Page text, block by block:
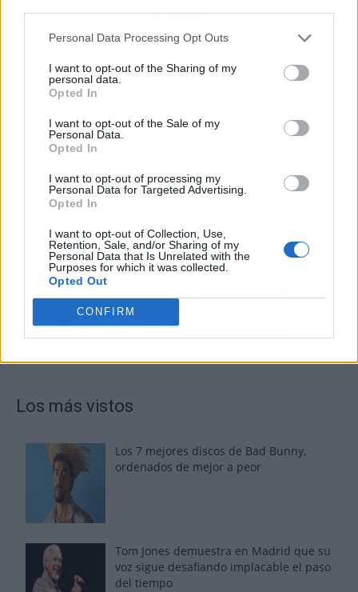
Personal Data Processing Opt Outs
I want to opt-out of the Sharing of my
personal data.
Opted In
I want to opt-out of the Sale of my
Personal Data.
Opted In
I want to opt-out of processing my
Personal Data for Targeted Advertising.
Opted In
I want to opt-out of Collection, Use,
Retention, Sale, and/or Sharing of my
Personal Data that Is Unrelated with the
Purposes for which it was collected.
Opted Out
CONFIRM
Publicidad
Los más vistos
Los 7 mejores discos de Bad Bunny,
ordenados de mejor a peor
Tom Jones demuestra en Madrid que su
voz sigue desafiando implacable el paso
del tiempo